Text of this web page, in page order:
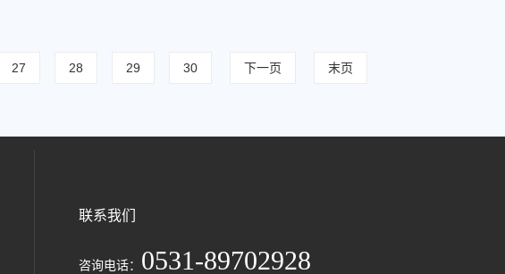
27 28 29 30 下一页 末页
联系我们
咨询电话： 0531-89702928